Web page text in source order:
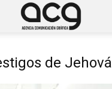
de Jehová